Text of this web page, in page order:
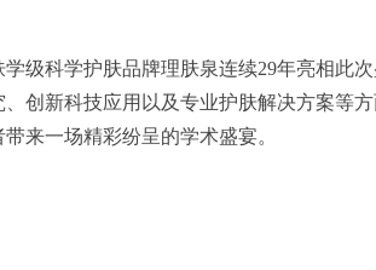
级科学护肤品牌理肤泉连续29年亮相此
创新科技应用以及专业护肤解决方案等
来一场精彩纷呈的学术盛宴。